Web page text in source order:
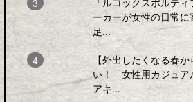
ーカーが女性の日常
足...
【外出したくなる春
い！「女性用カジュ
アキ...